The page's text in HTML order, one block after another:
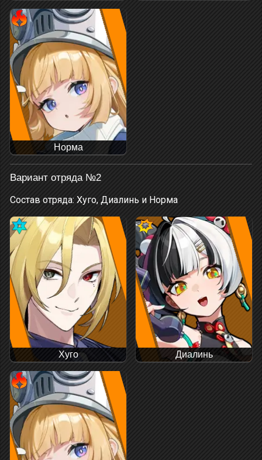
Норма
Вариант отряда №2
Состав отряда: Хуго, Диалинь и Норма
Хуго Диалинь